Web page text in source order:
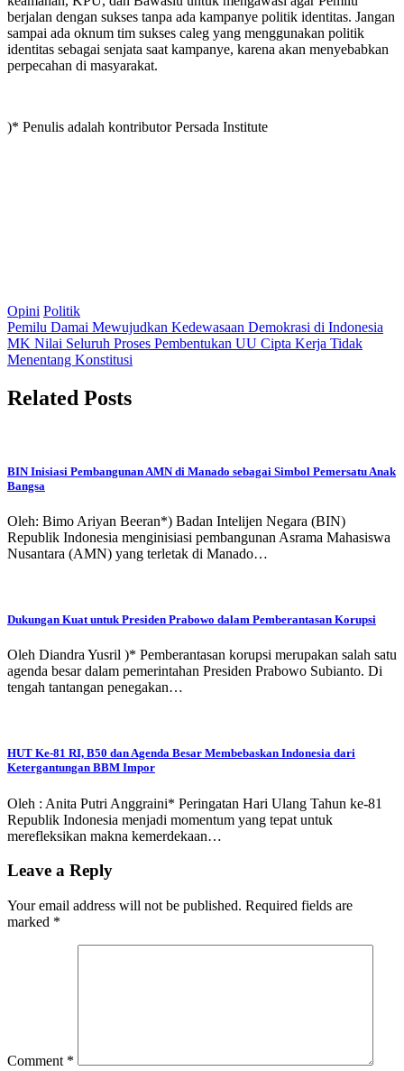
berjalan dengan sukses tanpa ada kampanye politik identitas. Jangan
sampai ada oknum tim sukses caleg yang menggunakan politik
identitas sebagai senjata saat kampanye, karena akan menyebabkan
perpecahan di masyarakat.
)* Penulis adalah kontributor Persada Institute
Opini Politik
Post
navigation
Pemilu Damai Mewujudkan Kedewasaan Demokrasi di Indonesia
MK Nilai Seluruh Proses Pembentukan UU Cipta Kerja Tidak
Menentang Konstitusi
Related Posts
BIN Inisiasi Pembangunan AMN di Manado sebagai Simbol Pemersatu Anak
Bangsa
Oleh: Bimo Ariyan Beeran*) Badan Intelijen Negara (BIN)
Republik Indonesia menginisiasi pembangunan Asrama Mahasiswa
Nusantara (AMN) yang terletak di Manado…
Dukungan Kuat untuk Presiden Prabowo dalam Pemberantasan Korupsi
Oleh Diandra Yusril )* Pemberantasan korupsi merupakan salah satu
agenda besar dalam pemerintahan Presiden Prabowo Subianto. Di
tengah tantangan penegakan…
HUT Ke-81 RI, B50 dan Agenda Besar Membebaskan Indonesia dari
Ketergantungan BBM Impor
Oleh : Anita Putri Anggraini* Peringatan Hari Ulang Tahun ke-81
Republik Indonesia menjadi momentum yang tepat untuk
merefleksikan makna kemerdekaan…
Leave a Reply
Your email address will not be published. Required fields are
marked *
Comment *